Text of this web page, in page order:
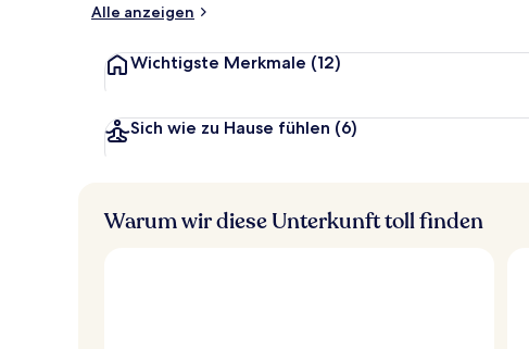
Alle anzeigen
Wichtigste Merkmale (12)
Sich wie zu Hause fühlen (6)
Warum wir diese Unterkunft toll finden